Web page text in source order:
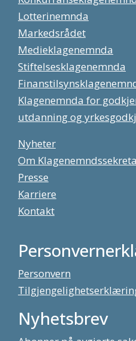
Lotterinemnda
Markedsrådet
Medieklagenemnda
Stiftelsesklagenemnda
Klagenemnda for
utdanning og
Nyheter
Om
Presse
Karriere
Kontakt
Personvern
Nyhetsbrev